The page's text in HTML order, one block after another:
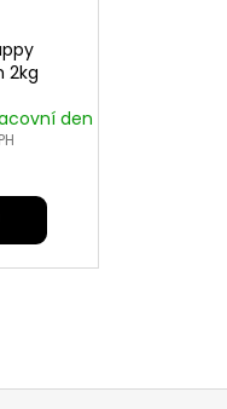
2kg
den